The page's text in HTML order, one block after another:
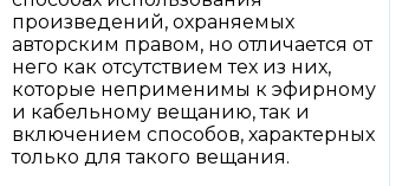
произведений, охраняемых
авторским правом, но отличается от
него как отсутствием тех из них,
которые неприменимы к эфирному
и кабельному вещанию, так и
включением способов, характерных
только для такого вещания.